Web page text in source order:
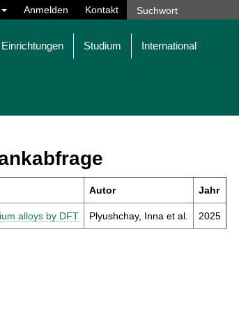
Anmelden Kontakt
Studium International
Autor Jahr
alloys by DFT Plyushchay, Inna et al. 2025